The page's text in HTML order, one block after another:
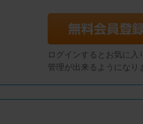
ログインするとお気に入
管理が出来るようになり